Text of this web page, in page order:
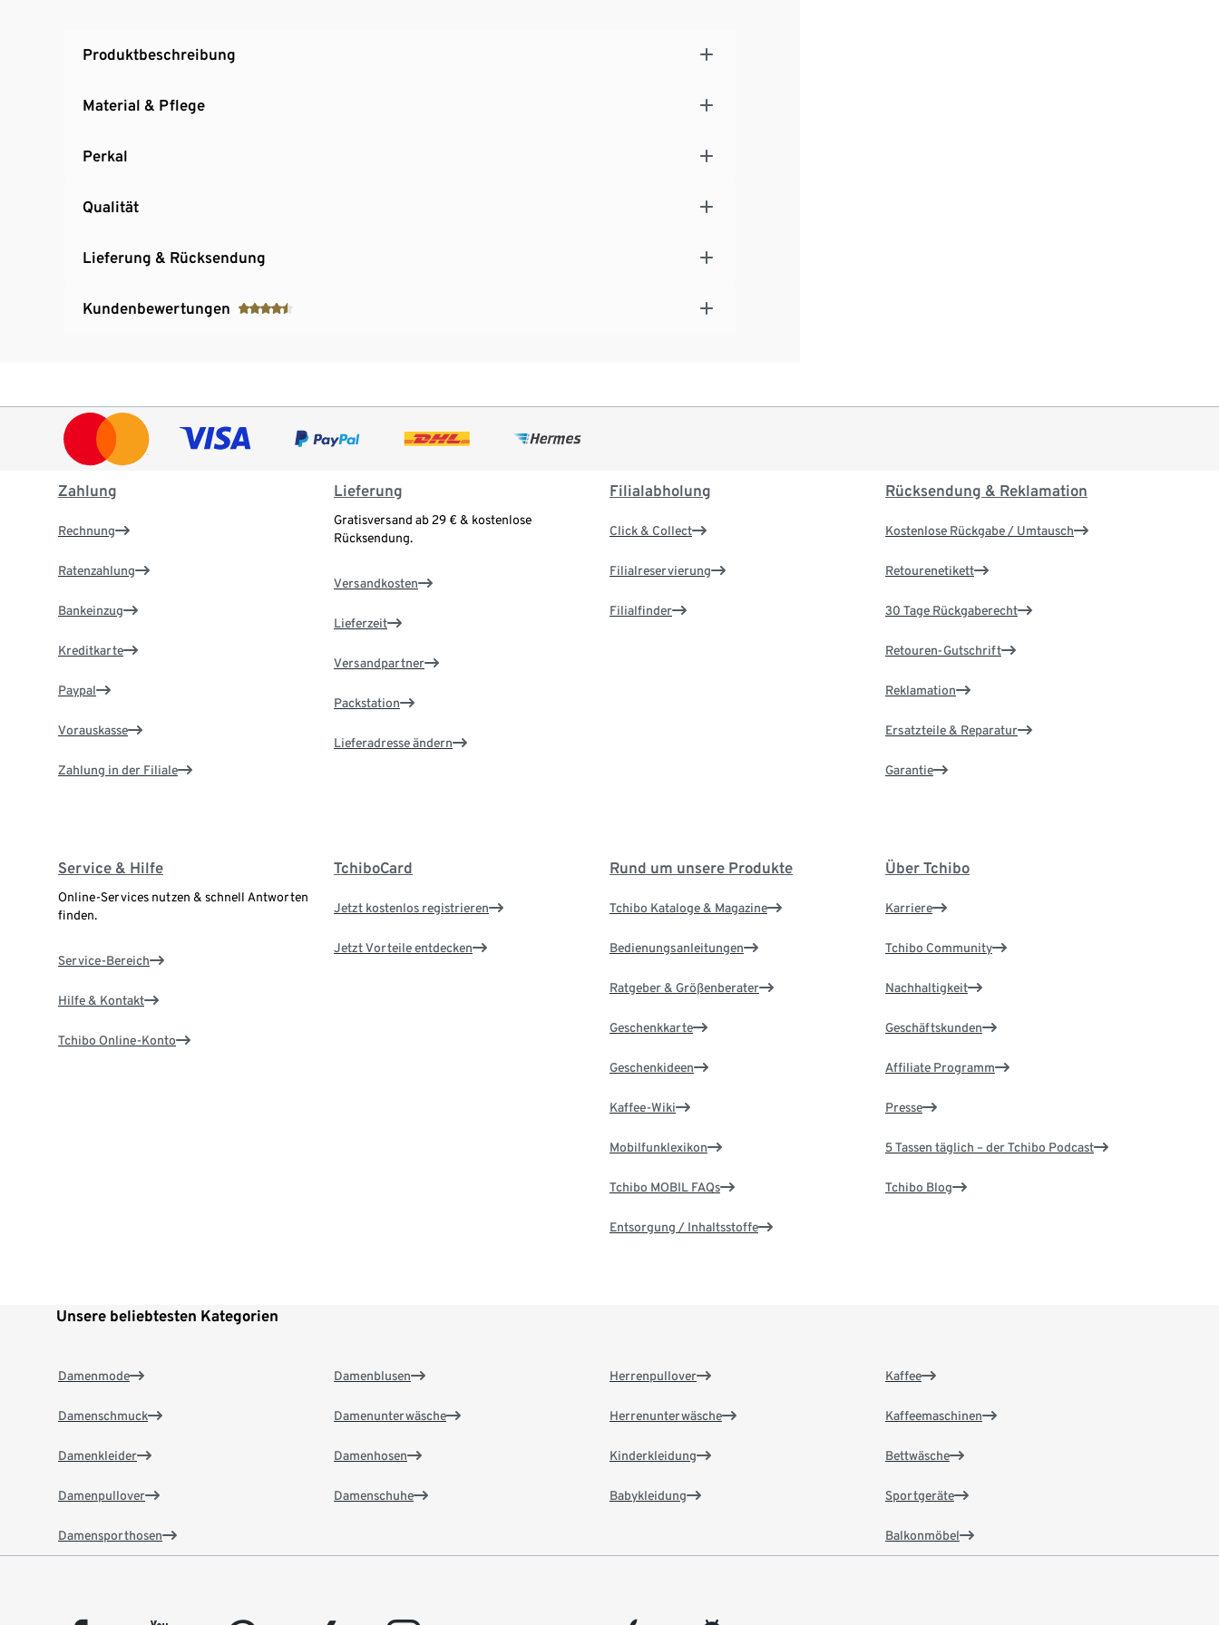
Produktbeschreibung
Material & Pflege
Perkal
Qualität
Lieferung & Rücksendung
Kundenbewertungen
Zahlung
Rechnung
Ratenzahlung
Bankeinzug
Kreditkarte
Paypal
Vorauskasse
Zahlung in der Filiale
Lieferung
Gratisversand ab 29 € & kostenlose
Rücksendung.
Versandkosten
Lieferzeit
Versandpartner
Packstation
Lieferadresse ändern
Filialabholung
Click & Collect
Filialreservierung
Filialfinder
Rücksendung & Reklamation
Kostenlose Rückgabe / Umtausch
Retourenetikett
30 Tage Rückgaberecht
Retouren-Gutschrift
Reklamation
Ersatzteile & Reparatur
Garantie
Service & Hilfe
Online-Services nutzen & schnell Antworten
finden.
Service-Bereich
Hilfe & Kontakt
Tchibo Online-Konto
TchiboCard
Jetzt kostenlos registrieren
Jetzt Vorteile entdecken
Rund um unsere Produkte
Tchibo Kataloge & Magazine
Bedienungsanleitungen
Ratgeber & Größenberater
Geschenkkarte
Geschenkideen
Kaffee-Wiki
Mobilfunklexikon
Tchibo MOBIL FAQs
Entsorgung / Inhaltsstoffe
Über Tchibo
Karriere
Tchibo Community
Nachhaltigkeit
Geschäftskunden
Affiliate Programm
Presse
5 Tassen täglich – der Tchibo Podcast
Tchibo Blog
Unsere beliebtesten Kategorien
Damenmode
Damenschmuck
Damenkleider
Damenpullover
Damensporthosen
Damenblusen
Damenunterwäsche
Damenhosen
Damenschuhe
Herrenpullover
Herrenunterwäsche
Kinderkleidung
Babykleidung
Kaffee
Kaffeemaschinen
Bettwäsche
Sportgeräte
Balkonmöbel